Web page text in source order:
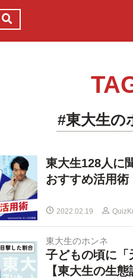
#東大生の
東大生128人に
おすすめ活用術
2022.02.19
東大生のホンネ
子どもの頃に「
【東大生の生態